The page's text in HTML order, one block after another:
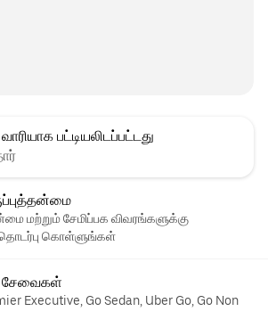
வாரியாக பட்டியலிடப்பட்டது
மற்றும் சேமிப்பக விவரங்களுக்கு
கொள்ளுங்கள்
சேவைகள்
Executive, Go Sedan, Uber Go, Go Non